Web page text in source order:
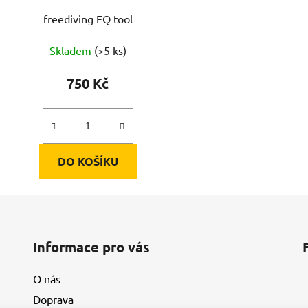
freediving EQ tool
Skladem (>5 ks)
750 Kč
DO KOŠÍKU
Informace pro vás
O nás
Doprava